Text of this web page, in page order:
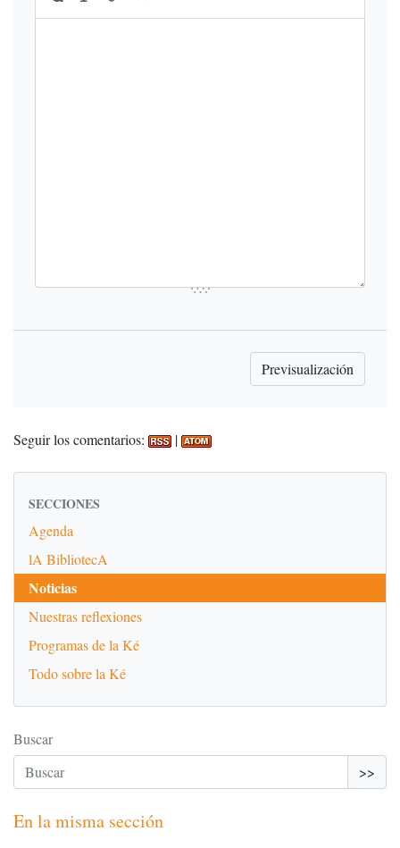
Seguir los comentarios: |
SECCIONES
Agenda
lA BibliotecA
Noticias
Nuestras reflexiones
Programas de la Ké
Todo sobre la Ké
Buscar
>>
En la misma sección